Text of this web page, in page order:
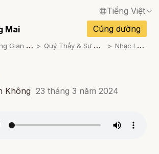
Tiếng Việt
English / Tiếng Anh
Français / Tiếng Pháp
Deutsch / Tiếng Đức
Português / Tiếng Bồ Đào Nha
Mai
Cúng dường
K
hông Gian Thiền Ca Q
uý Thầy & Sư cô trình bày N
hạc Làng xưa
Không 23 tháng 3 năm 2024